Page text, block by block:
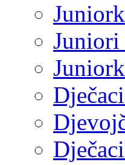
Juniori